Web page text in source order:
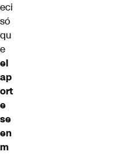
eci
só
qu
e
el
ap
ort
e
se
en
m